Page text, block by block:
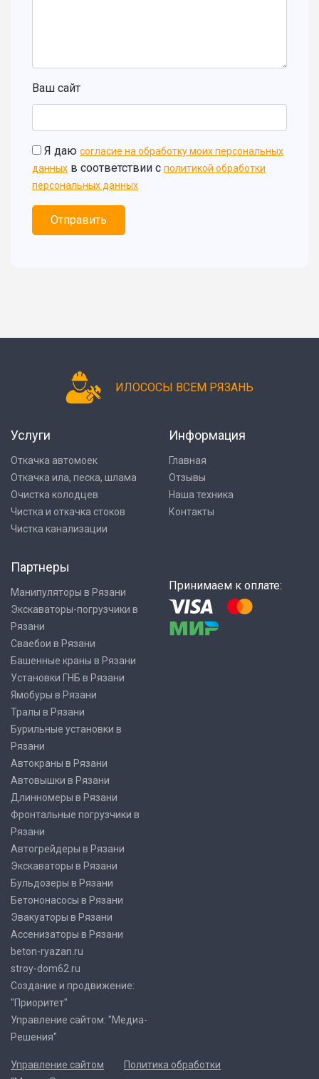
Ваш сайт
Я даю согласие на обработку моих персональных
данных в соответствии с политикой обработки
персональных данных
Отправить
ИЛОСОСЫ ВСЕМ РЯЗАНЬ
Услуги
Откачка автомоек
Откачка ила, песка, шлама
Очистка колодцев
Чистка и откачка стоков
Чистка канализации
Информация
Главная
Отзывы
Наша техника
Контакты
Партнеры
Манипуляторы в Рязани
Экскаваторы-погрузчики в
Рязани
Сваебои в Рязани
Башенные краны в Рязани
Установки ГНБ в Рязани
Ямобуры в Рязани
Тралы в Рязани
Бурильные установки в
Рязани
Автокраны в Рязани
Автовышки в Рязани
Длинномеры в Рязани
Фронтальные погрузчики в
Рязани
Автогрейдеры в Рязани
Экскаваторы в Рязани
Бульдозеры в Рязани
Бетононасосы в Рязани
Эвакуаторы в Рязани
Ассенизаторы в Рязани
beton-ryazan.ru
stroy-dom62.ru
Создание и продвижение:
"Приоритет"
Управление сайтом: "Медиа-
Решения"
Принимаем к оплате:
Управление сайтом
Политика обработки